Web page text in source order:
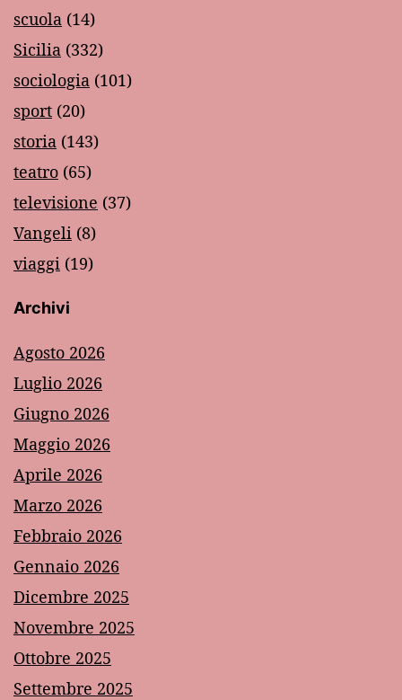
scuola (14)
Sicilia (332)
sociologia (101)
sport (20)
storia (143)
teatro (65)
televisione (37)
Vangeli (8)
viaggi (19)
Archivi
Agosto 2026
Luglio 2026
Giugno 2026
Maggio 2026
Aprile 2026
Marzo 2026
Febbraio 2026
Gennaio 2026
Dicembre 2025
Novembre 2025
Ottobre 2025
Settembre 2025